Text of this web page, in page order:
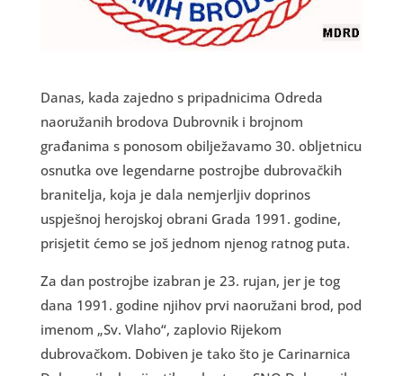
Danas, kada zajedno s pripadnicima Odreda
naoružanih brodova Dubrovnik i brojnom
građanima s ponosom obilježavamo 30. obljetnicu
osnutka ove legendarne postrojbe dubrovačkih
branitelja, koja je dala nemjerljiv doprinos
uspješnoj herojskoj obrani Grada 1991. godine,
prisjetit ćemo se još jednom njenog ratnog puta.
Za dan postrojbe izabran je 23. rujan, jer je tog
dana 1991. godine njihov prvi naoružani brod, pod
imenom „Sv. Vlaho“, zaplovio Rijekom
dubrovačkom. Dobiven je tako što je Carinarnica